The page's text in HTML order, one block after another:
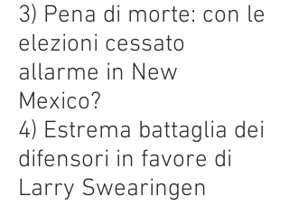
3) Pena di morte: con le
elezioni cessato
allarme in New
Mexico?
4) Estrema battaglia dei
difensori in favore di
Larry Swearingen